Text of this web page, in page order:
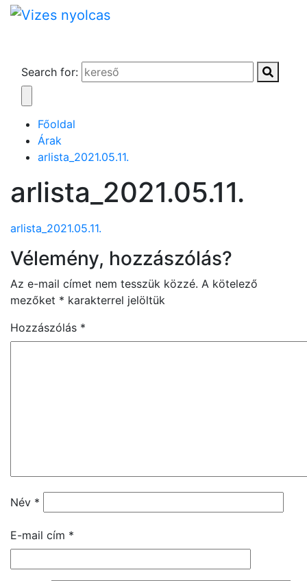
Search for:
Főoldal
Árak
arlista_2021.05.11.
arlista_2021.05.11.
arlista_2021.05.11.
Vélemény, hozzászólás?
Az e-mail címet nem tesszük közzé. A kötelező
mezőket * karakterrel jelöltük
Hozzászólás *
Név *
E-mail cím *